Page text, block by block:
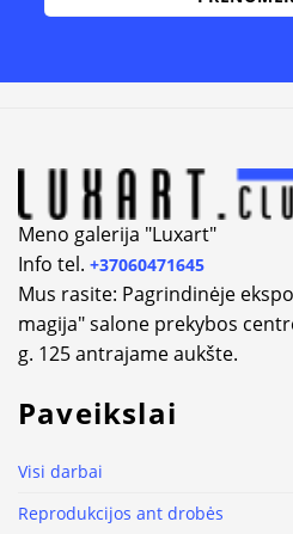
Meno galerija "Luxart"
Info tel. +37060471645
Mus rasite: Pagrindinėje
magija" salone prekybos
g. 125 antrajame aukšte.
Paveikslai
Visi darbai
Reprodukcijos ant drobės